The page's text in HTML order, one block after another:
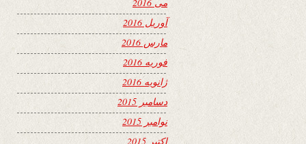
آوریل 2016
مارس 2016
فوریه 2016
ژانویه 2016
دسامبر 2015
نوامبر 2015
اکتبر 2015